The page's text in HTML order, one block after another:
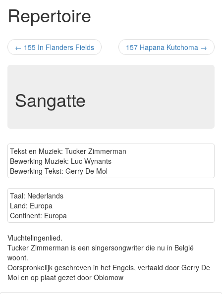
Repertoire
← 155 In Flanders Fields 157 Hapana Kutchoma →
Sangatte
Tekst en Muziek: Tucker Zimmerman
Bewerking Muziek: Luc Wynants
Bewerking Tekst: Gerry De Mol
Taal: Nederlands
Land: Europa
Continent: Europa
Vluchtelingenlied.
Tucker Zimmerman is een singersongwriter die nu in België
woont.
Oorspronkelijk geschreven in het Engels, vertaald door Gerry De
Mol en op plaat gezet door Oblomow